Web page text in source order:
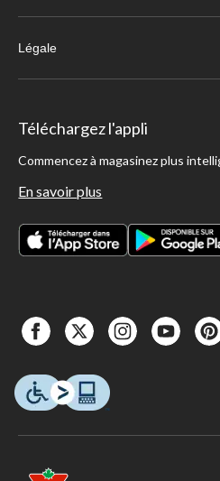
Légale
Téléchargez l'appli
Commencez à magasinez plus
En savoir plus